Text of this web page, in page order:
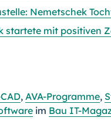
Nemetschek
startete mit positiven
, AVA-Programme,
im Bau IT-